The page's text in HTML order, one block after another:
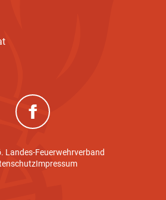
(neues Fenster)
Landes-Feuerwehrverband
Impressum